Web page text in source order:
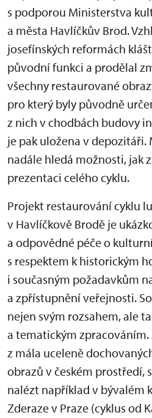
s podporou Ministerstva
a města Havlíčkův Brod.
josefínských reformách
původní funkci a prodělal
všechny restaurované
pro který byly původně
z nich v chodbách budovy
je pak uložena v depozitáři.
nadále hledá možnosti, jak
prezentaci celého cyklu.
Projekt restaurování cyklu
v Havlíčkově Brodě je
a odpovědné péče o
s respektem k historickým
i současným požadavkům
a zpřístupnění veřejnosti.
nejen svým rozsahem, ale
a tematickým zpracováním.
z mála uceleně
obrazů v českém prostředí,
nalézt například v bývalém
Zderaze v Praze (cyklus od